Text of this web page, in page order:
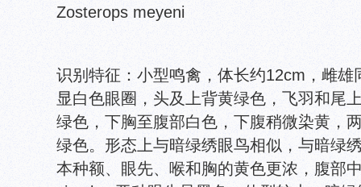
Zosterops meyeni
识别特征：小型鸣禽，体长约12cm，雌
显白色眼圈，头及上背黄绿色，飞羽和尾
绿色，下胸至腹部白色，下腹稍微染黄，
绿色。形态上与暗绿绣眼鸟相似，与暗绿
本种额、眼先、喉和胸的黄色更浓，腹部